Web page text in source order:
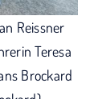
Reissner
Teresa
Brockard